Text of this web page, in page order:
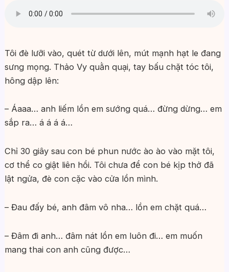
Tôi đè lưỡi vào, quét từ dưới lên, mút mạnh hạt le đang
sưng mọng. Thảo Vy quằn quại, tay bấu chặt tóc tôi,
hông dập lên:
– Áaaa… anh liếm lồn em sướng quá… đừng dừng… em
sắp ra… á á á á…
Chỉ 30 giây sau con bé phun nước ào ào vào mặt tôi,
cơ thể co giật liên hồi. Tôi chưa để con bé kịp thở đã
lật ngửa, đè con cặc vào cửa lồn mình.
– Đau đấy bé, anh đâm vô nha… lồn em chặt quá…
– Đâm đi anh… đâm nát lồn em luôn đi… em muốn
mang thai con anh cũng được…